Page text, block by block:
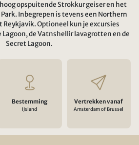
opspuitende Strokkur geiser en het
Inbegrepen is tevens een Northern
Reykjavik. Optioneel kun je excursies
Lagoon, de Vatnshellir lavagrotten en de
Secret Lagoon.
Bestemming
IJsland
Vertrekken vanaf
Amsterdam of Brussel